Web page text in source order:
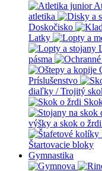
atletika
Doskočisko
Latky
pásma
Príslušenstvo
diaľky / Trojitý
výšky a skok o žrdi
Štartovacie bloky
Gymnastika